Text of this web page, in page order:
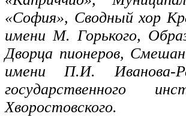
«София», Сводный хор
имени М. Горького,
Дворца пионеров,
имени П.И. Иванова-
государственного
Хворостовского.